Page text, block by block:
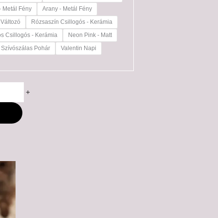
Metál Fény
Arany - Metál Fény
Rózsaszín Csillogós - Kerámia
Csillogós - Kerámia
Neon Pink - Matt
Szívószálas Pohár
Valentin Napi
+